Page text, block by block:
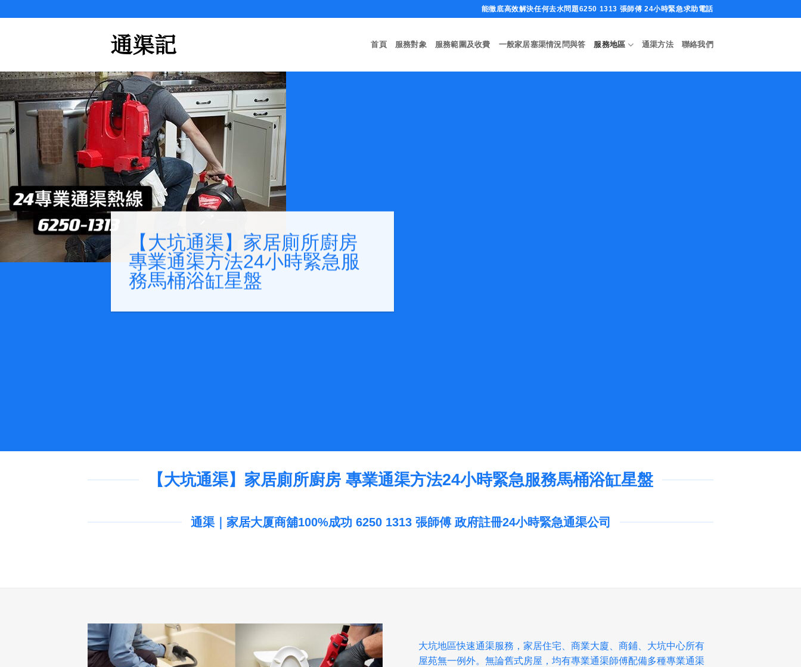
能徹底高效解決任何去水問題6250 1313 張師傅 24小時緊急求助電話
首頁 服務對象 服務範圍及收費 一般家居塞渠情況問與答 服務地區 通渠方法 聯絡我們
【大坑通渠】家居廁所廚房
專業通渠方法24小時緊急服
務馬桶浴缸星盤
【大坑通渠】家居廁所廚房 專業通渠方法24小時緊急服務馬桶浴缸星盤
通渠｜家居大厦商舖100%成功 6250 1313 張師傅 政府註冊24小時緊急通渠公司
大坑地區快速通渠服務，家居住宅、商業大廈、商鋪、大坑中心所有
屋苑無一例外。無論舊式房屋，均有專業通渠師傅配備多種專業通渠